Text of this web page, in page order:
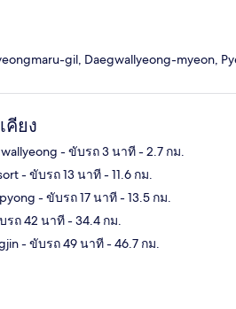
gil, Daegwallyeong-myeon,
คียง
- ขับรถ 3 นาที- 2.7 กม.
- ขับรถ 13 นาที- 11.6 กม.
- ขับรถ 17 นาที- 13.5 กม.
รถ 42 นาที- 34.4 กม.
- ขับรถ 49 นาที- 46.7 กม.